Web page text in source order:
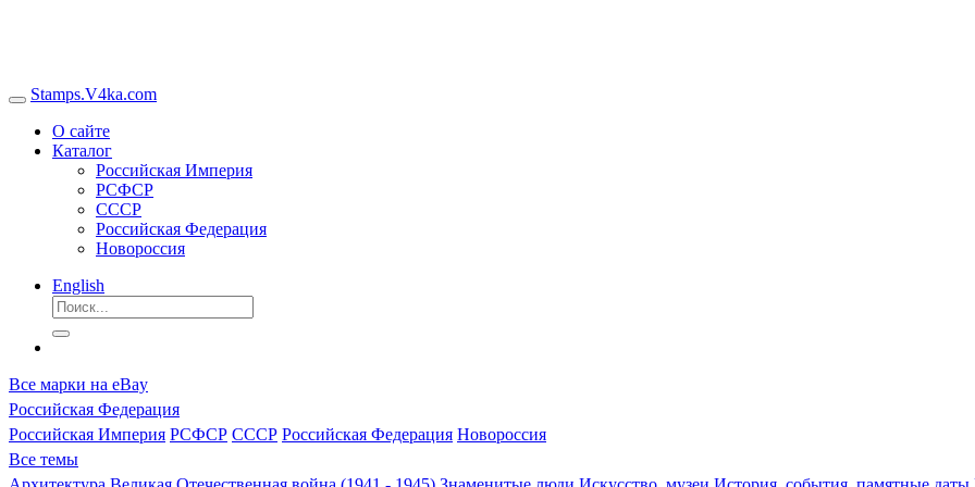
Stamps.V4ka.com
О сайте
Каталог
Российская Империя
РСФСР
СССР
Российская Федерация
Новороссия
English
Все марки на eBay
Российская Федерация
Российская Империя РСФСР СССР Российская Федерация Новороссия
Все темы